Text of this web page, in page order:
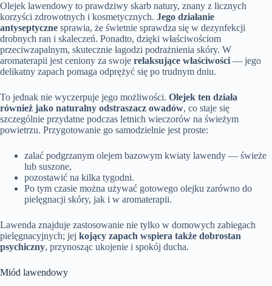
Olejek lawendowy to prawdziwy skarb natury, znany z licznych
korzyści zdrowotnych i kosmetycznych. Jego działanie
antyseptyczne sprawia, że świetnie sprawdza się w dezynfekcji
drobnych ran i skaleczeń. Ponadto, dzięki właściwościom
przeciwzapalnym, skutecznie łagodzi podrażnienia skóry. W
aromaterapii jest ceniony za swoje relaksujące właściwości — jego
delikatny zapach pomaga odprężyć się po trudnym dniu.
To jednak nie wyczerpuje jego możliwości. Olejek ten działa
również jako naturalny odstraszacz owadów, co staje się
szczególnie przydatne podczas letnich wieczorów na świeżym
powietrzu. Przygotowanie go samodzielnie jest proste:
zalać podgrzanym olejem bazowym kwiaty lawendy — świeże
lub suszone,
pozostawić na kilka tygodni.
Po tym czasie można używać gotowego olejku zarówno do
pielęgnacji skóry, jak i w aromaterapii.
Lawenda znajduje zastosowanie nie tylko w domowych zabiegach
pielęgnacyjnych; jej kojący zapach wspiera także dobrostan
psychiczny, przynosząc ukojenie i spokój ducha.
Miód lawendowy